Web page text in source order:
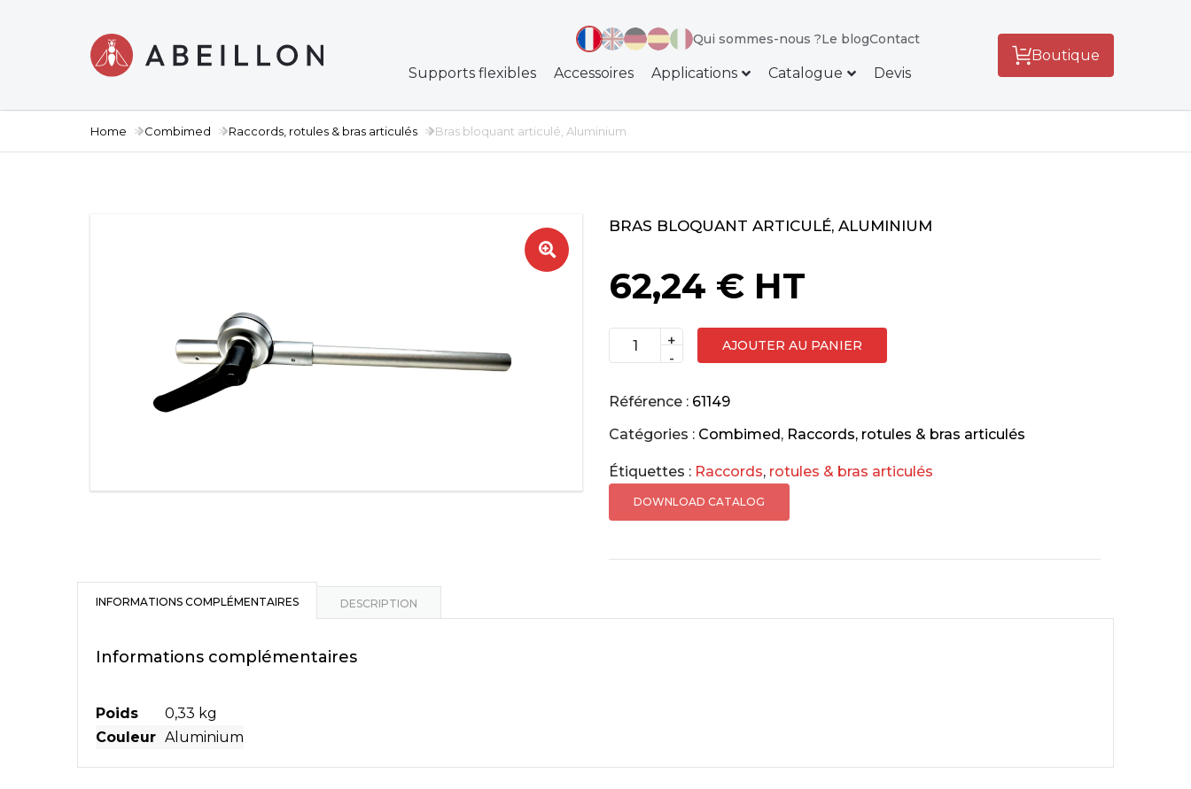
Qui sommes-nous ?Le blogContact
Supports flexibles Accessoires Applications Catalogue Devis
Boutique
Home Combimed Raccords, rotules & bras articulés Bras bloquant articulé, Aluminium
🔍
BRAS BLOQUANT ARTICULÉ, ALUMINIUM
62,24 € HT
quantité
Bras
bloquant
Aluminium
+
-
AJOUTER AU PANIER
Référence : 61149
Catégories : Combimed, Raccords, rotules & bras articulés
Étiquettes : Raccords, rotules & bras articulés
DOWNLOAD CATALOG
INFORMATIONS COMPLÉMENTAIRES DESCRIPTION
Informations complémentaires
Poids
0,33 kg
Couleur Aluminium